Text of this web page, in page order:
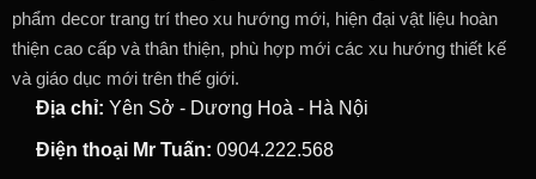
phẩm decor trang trí theo xu hướng mới, hiện đại vật liệu hoàn
thiện cao cấp và thân thiện, phù hợp mới các xu hướng thiết kế
và giáo dục mới trên thế giới.
Địa chỉ: Yên Sở - Dương Hoà - Hà Nội
Điện thoại Mr Tuấn: 0904.222.568